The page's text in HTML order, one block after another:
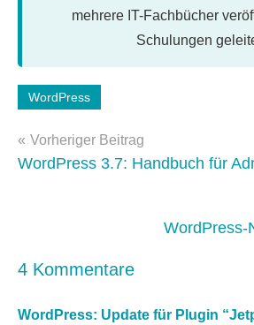
mehrere IT-Fachbücher
Schulungen
Schlagwörter:
WordPress
Beitragsnavigation
Vorheriger Beitrag
WordPress 3.7: Handbuch für
WordPress-
4 Kommentare
WordPress: Update für Plugin